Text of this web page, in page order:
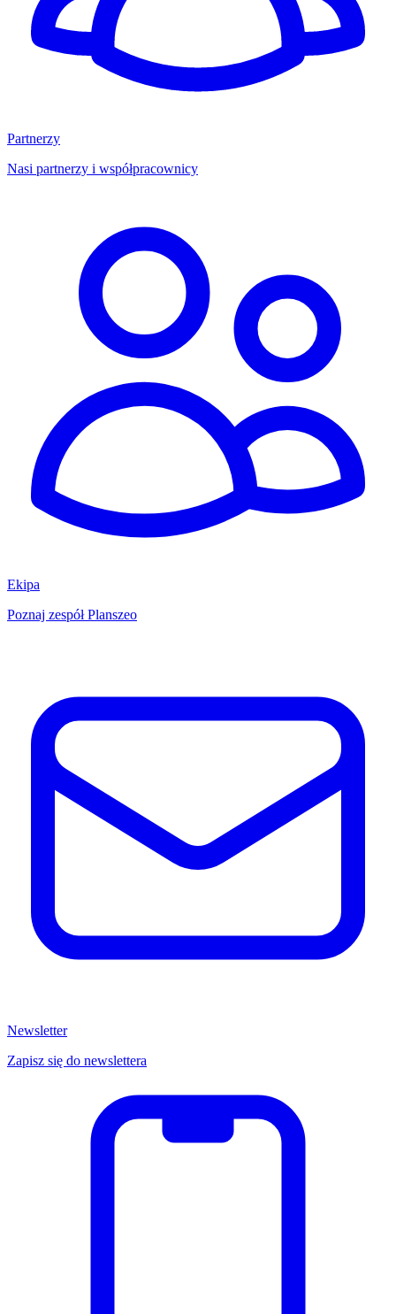
Partnerzy
Nasi partnerzy i współpracownicy
Ekipa
Poznaj zespół Planszeo
Newsletter
Zapisz się do newslettera